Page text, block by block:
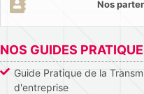
Nos
NOS GUIDES
Guide Pratique de la
d'entreprise